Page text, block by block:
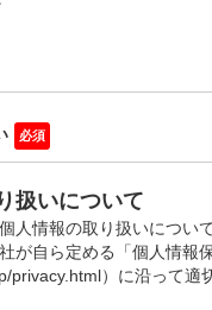
扱いについて
人情報の取り扱いについ
が自ら定める「個人情報
privacy.html）に沿って適